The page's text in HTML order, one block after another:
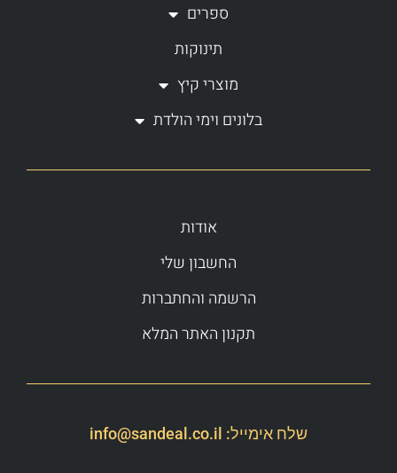
ספרים
תינוקות
מוצרי קיץ
בלונים וימי הולדת
אודות
החשבון שלי
הרשמה והחתברות
תקנון האתר המלא
שלח אימייל: info@sandeal.co.il